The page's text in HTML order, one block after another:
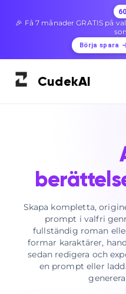
🎉 Få 7 månader GRATIS på
Börja spara
CudekAI
Skapa kompletta,
prompt i valfri
fullständig roman
formar karaktärer,
sedan redigera och
en prompt eller